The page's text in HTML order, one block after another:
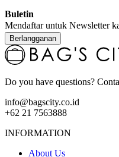
Buletin
Mendaftar untuk Newsletter
Berlangganan
Do you have questions?
info@bagscity.co.id
+62 21 7563888
INFORMATION
About Us